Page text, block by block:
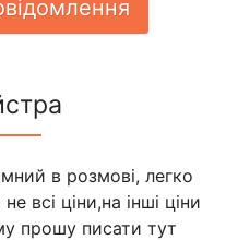
в розмові, легко
всі ціни,на інші ціни
прошу писати тут